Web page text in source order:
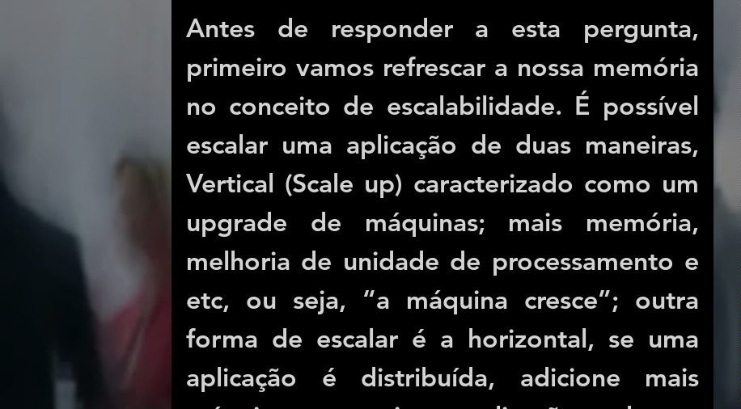
Antes de responder a esta pergunta,
primeiro vamos refrescar a nossa memória
no conceito de escalabilidade. É possível
escalar uma aplicação de duas maneiras,
Vertical (Scale up) caracterizado como um
upgrade de máquinas; mais memória,
melhoria de unidade de processamento e
etc, ou seja, “a máquina cresce”; outra
forma de escalar é a horizontal, se uma
aplicação é distribuída, adicione mais